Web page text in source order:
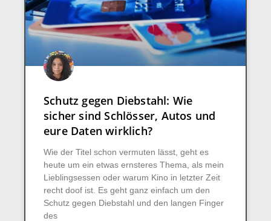
Schutz gegen Diebstahl: Wie
sicher sind Schlösser, Autos und
eure Daten wirklich?
Wie der Titel schon vermuten lässt, geht es
heute um ein etwas ernsteres Thema, als mein
Lieblingsessen oder warum Kino in letzter Zeit
recht doof ist. Es geht ganz einfach um den
Schutz gegen Diebstahl und den langen Finger
des